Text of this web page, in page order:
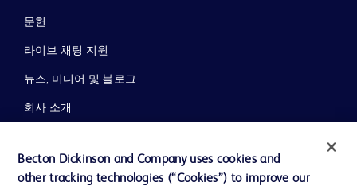
문헌
라이브 채팅 지원
뉴스, 미디어 및 블로그
회사 소개
지원
Becton Dickinson and Company uses cookies and
other tracking technologies (“Cookies”) to improve our